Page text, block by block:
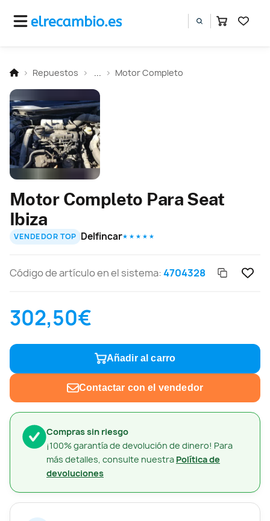
Repuestos Motor Completo
Compras sin riesgo
¡100% garantía de devolución de dinero! Para
más detalles, consulte nuestra Política de
devoluciones
Motor Completo Para Seat
Ibiza
VENDEDOR TOP Delfincar★ ★ ★ ★ ★
Código de artículo en el sistema:4704328
302,50€
Añadir al carro
Contactar con el vendedor